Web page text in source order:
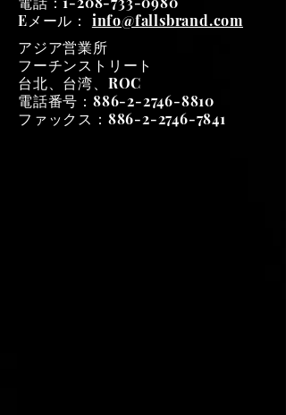
Eメール： info@fallsbrand.com
アジア営業所
フーチンストリート
台北、台湾、ROC
電話番号：886-2-2746-8810
ファックス：886-2-2746-7841